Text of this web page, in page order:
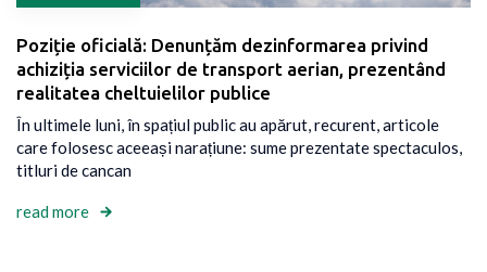
Poziție oficială: Denunțăm dezinformarea privind
achiziția serviciilor de transport aerian, prezentând
realitatea cheltuielilor publice
În ultimele luni, în spațiul public au apărut, recurent, articole
care folosesc aceeași narațiune: sume prezentate spectaculos,
titluri de cancan
read more